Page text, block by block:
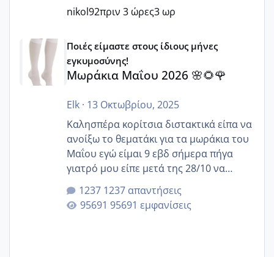
nikol92πριν 3 ώρες3 ωρ
Μωράκια Μαΐου 2026 🌸🌻🌹
Ποιές είμαστε στους ίδιους μήνες
εγκυμοσύνης!
Μωράκια Μαΐου 2026 🌸🌻🌹
Elk· 13 Οκτωβρίου, 2025
Καλησπέρα κορίτσια διστακτικά είπα να
ανοίξω το θεματάκι για τα μωράκια του
Μαΐου εγώ είμαι 9 εβδ σήμερα πήγα
γιατρό μου είπε μετά της 28/10 να
κλείσω ραντεβού για την αυχενική είναι
καμιά άλλη κοπέλα να γεννάει Μάιο ;;
1237 απαντήσεις
95691 εμφανίσεις